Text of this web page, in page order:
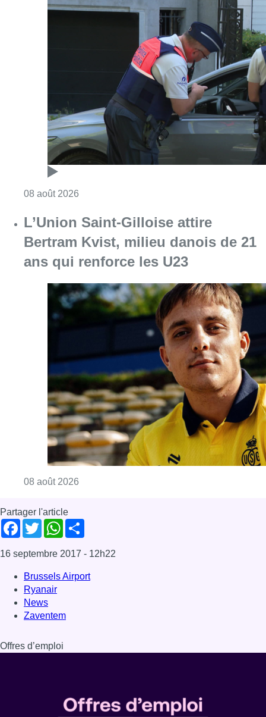
08 août 2026
L’Union Saint-Gilloise attire
Bertram Kvist, milieu danois de 21
ans qui renforce les U23
08 août 2026
Partager l'article
Facebook
TwitterWhatsApp
16 septembre 2017 - 12h22
Brussels Airport
Ryanair
News
Zaventem
Offres d’emploi